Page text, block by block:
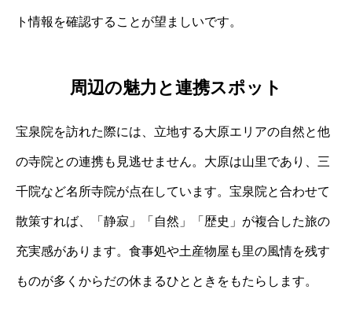
ト情報を確認することが望ましいです。
周辺の魅力と連携スポット
宝泉院を訪れた際には、立地する大原エリアの自然と他
の寺院との連携も見逃せません。大原は山里であり、三
千院など名所寺院が点在しています。宝泉院と合わせて
散策すれば、「静寂」「自然」「歴史」が複合した旅の
充実感があります。食事処や土産物屋も里の風情を残す
ものが多くからだの休まるひとときをもたらします。